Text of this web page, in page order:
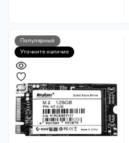
Популярный
Уточните наличие